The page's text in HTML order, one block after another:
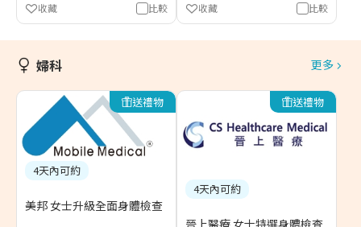
比較
收藏 比較
收藏
婦科 更多
送禮物
4天內可約
美邦 女士升級全面身體檢查
送禮物
4天內可約
晉上醫療 女士特選身體檢查